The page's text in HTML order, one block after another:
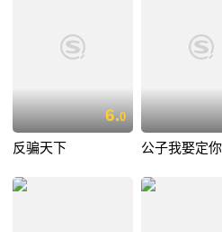
6.0
反骗天下 公子我娶定